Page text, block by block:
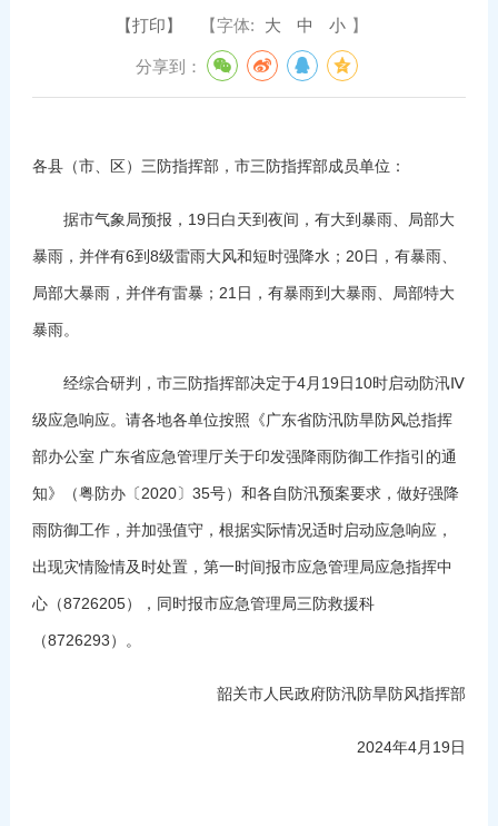
【打印】 【字体: 大 中 小 】
分享到：
各县（市、区）三防指挥部，市三防指挥部成员单位：
据市气象局预报，19日白天到夜间，有大到暴雨、局部大
暴雨，并伴有6到8级雷雨大风和短时强降水；20日，有暴雨、
局部大暴雨，并伴有雷暴；21日，有暴雨到大暴雨、局部特大
暴雨。
经综合研判，市三防指挥部决定于4月19日10时启动防汛Ⅳ
级应急响应。请各地各单位按照《广东省防汛防旱防风总指挥
部办公室 广东省应急管理厅关于印发强降雨防御工作指引的通
知》（粤防办〔2020〕35号）和各自防汛预案要求，做好强降
雨防御工作，并加强值守，根据实际情况适时启动应急响应，
出现灾情险情及时处置，第一时间报市应急管理局应急指挥中
心（8726205），同时报市应急管理局三防救援科
（8726293）。
韶关市人民政府防汛防旱防风指挥部
2024年4月19日